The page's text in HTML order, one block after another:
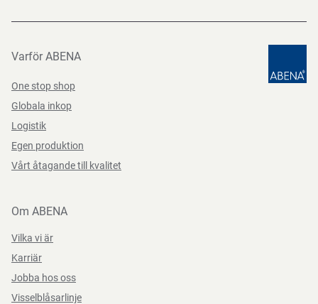
Varför ABENA
One stop shop
Globala inkop
Logistik
Egen produktion
Vårt åtagande till kvalitet
Om ABENA
Vilka vi är
Karriär
Jobba hos oss
Visselblåsarlinje